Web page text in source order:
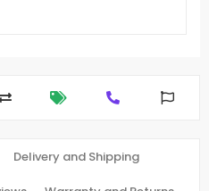
Delivery and Shipping